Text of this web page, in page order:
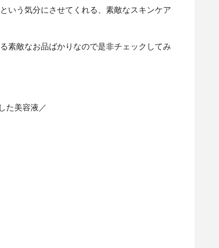
いう気分にさせてくれる、素敵なスキンケア
素敵なお品ばかりなので是非チェックしてみ
た美容液／